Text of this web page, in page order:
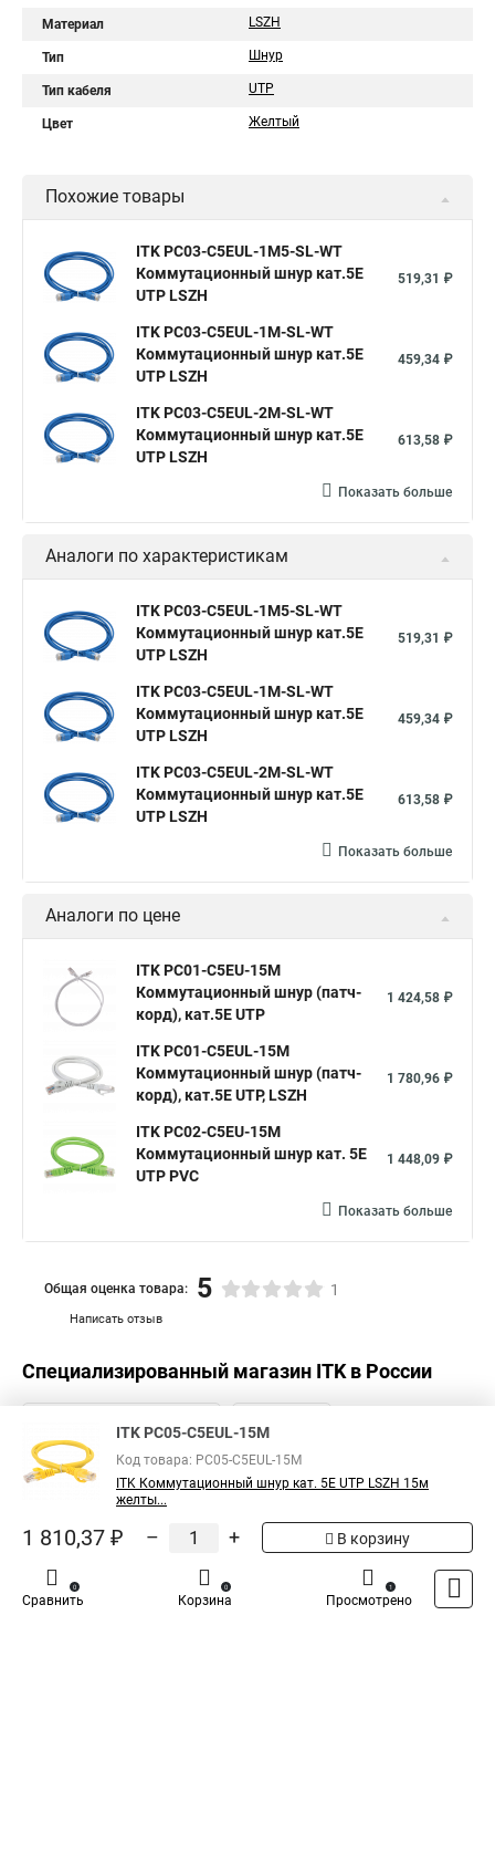
Материал LSZH
Тип Шнур
Тип кабеля UTP
Цвет Желтый
Похожие товары
ITK PC03-C5EUL-1M5-SL-WT
Коммутационный шнур кат.5E
UTP LSZH
519,31 ₽
ITK PC03-C5EUL-1M-SL-WT
Коммутационный шнур кат.5E
UTP LSZH
459,34 ₽
ITK PC03-C5EUL-2M-SL-WT
Коммутационный шнур кат.5E
UTP LSZH
613,58 ₽
Показать больше
Аналоги по характеристикам
ITK PC03-C5EUL-1M5-SL-WT
Коммутационный шнур кат.5E
UTP LSZH
519,31 ₽
ITK PC03-C5EUL-1M-SL-WT
Коммутационный шнур кат.5E
UTP LSZH
459,34 ₽
ITK PC03-C5EUL-2M-SL-WT
Коммутационный шнур кат.5E
UTP LSZH
613,58 ₽
Показать больше
Аналоги по цене
ITK PC01-C5EU-15M
Коммутационный шнур (патч-
корд), кат.5Е UTP
1 424,58 ₽
ITK PC01-C5EUL-15M
Коммутационный шнур (патч-
корд), кат.5Е UTP, LSZH
1 780,96 ₽
ITK PC02-C5EU-15M
Коммутационный шнур кат. 5Е
UTP PVC
1 448,09 ₽
Показать больше
Написать отзыв
Общая оценка товара: 5 1
Специализированный магазин ITKв России
ITK PC05-C5EUL-15M
Код товара: PC05-C5EUL-15M
ITK Коммутационный шнур кат. 5Е UTP LSZH 15м
желты...
1 810,37 ₽ – + В корзину
Сравнить
0
Корзина
0
Просмотрено
1